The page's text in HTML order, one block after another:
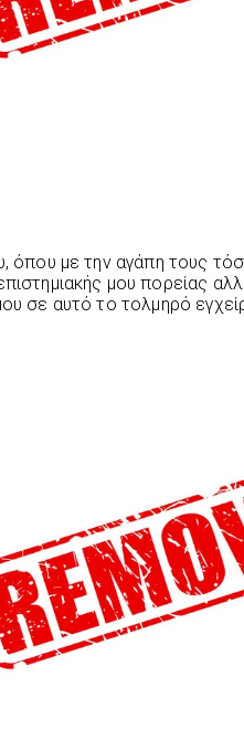
όπου με την αγάπη τους
μου πορείας
σε αυτό το τολμηρό